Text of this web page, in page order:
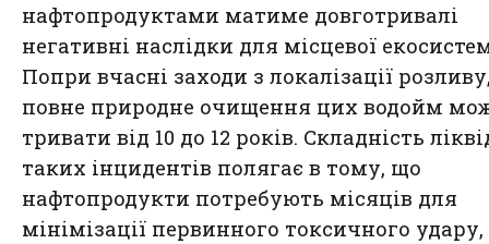
нафтопродуктами матиме довготривалі
негативні наслідки для місцевої
Попри вчасні заходи з локалізації
повне природне очищення цих водойм
тривати від 10 до 12 років. Складність
таких інцидентів полягає в тому, що
нафтопродукти потребують місяців для
мінімізації первинного токсичного удару,